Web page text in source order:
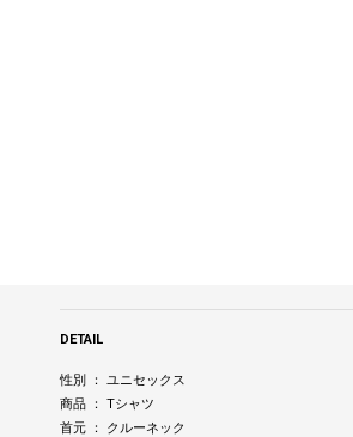
DETAIL
性別 ： ユニセックス
商品 ： Tシャツ
首元 ： クルーネック